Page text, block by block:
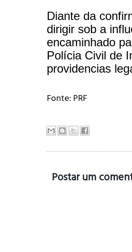
Diante da
dirigir sob a
encaminhado
Polícia Civil de
providencias
Fonte: PRF
Postar um